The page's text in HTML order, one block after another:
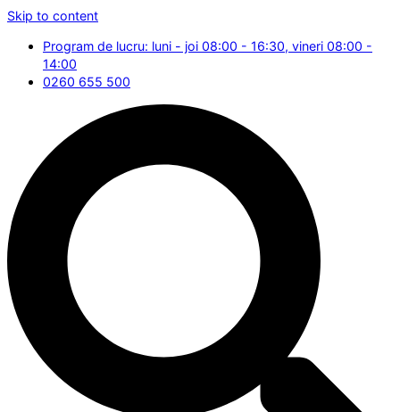
Skip to content
Program de lucru: luni - joi 08:00 - 16:30, vineri 08:00 -
14:00
0260 655 500